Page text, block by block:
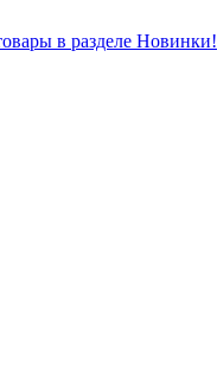
в разделе Новинки!